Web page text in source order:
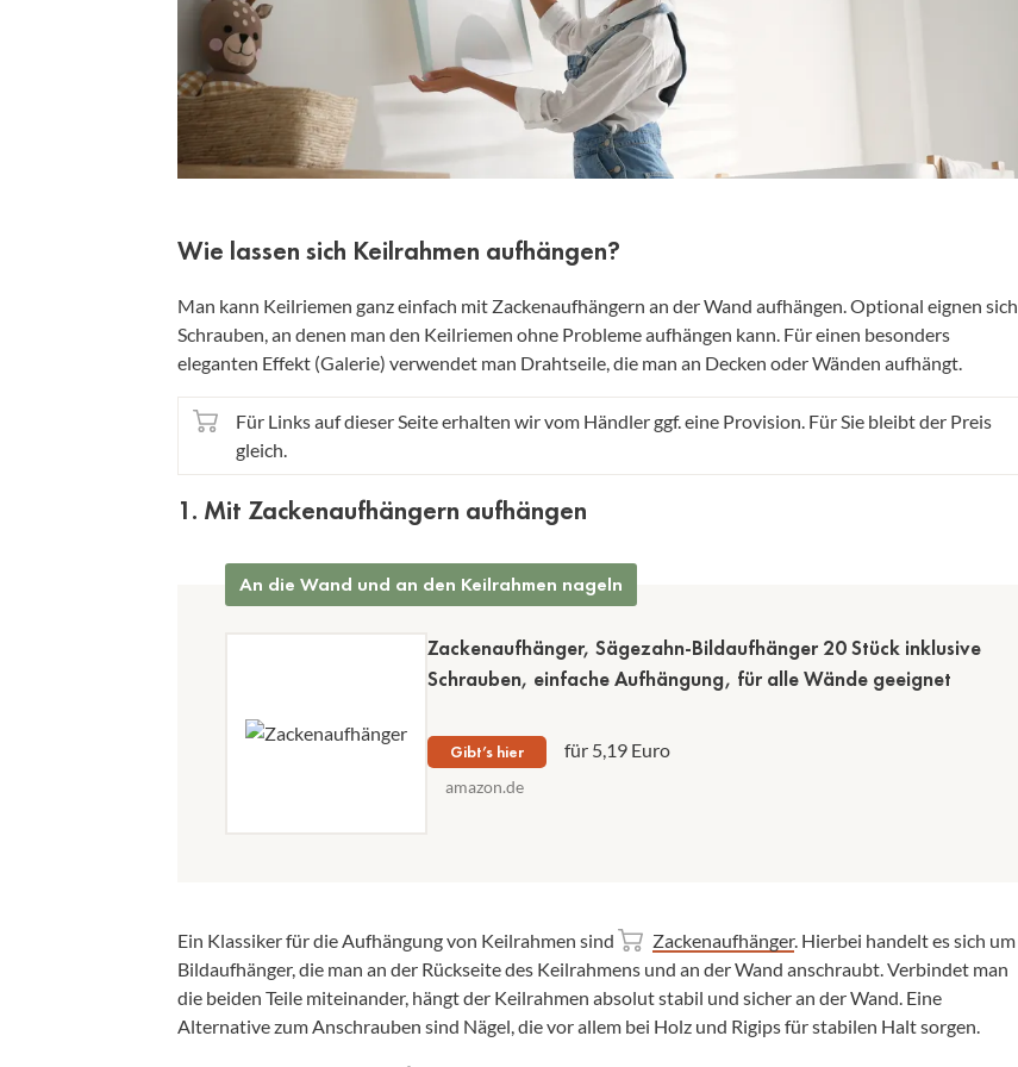
Wie lassen sich Keilrahmen aufhängen?
Man kann Keilriemen ganz einfach mit Zackenaufhängern an der Wand aufhängen. Optional eignen sich
Schrauben, an denen man den Keilriemen ohne Probleme aufhängen kann. Für einen besonders
eleganten Effekt (Galerie) verwendet man Drahtseile, die man an Decken oder Wänden aufhängt.
Für Links auf dieser Seite erhalten wir vom Händler ggf. eine Provision. Für Sie bleibt der Preis
gleich.
1. Mit Zackenaufhängern aufhängen
An die Wand und an den Keilrahmen nageln
Zackenaufhänger, Sägezahn-Bildaufhänger 20 Stück inklusive
Schrauben, einfache Aufhängung, für alle Wände geeignet
Gibt’s hier für 5,19 Euro
amazon.de
Ein Klassiker für die Aufhängung von Keilrahmen sind Zackenaufhänger. Hierbei handelt es sich um
Bildaufhänger, die man an der Rückseite des Keilrahmens und an der Wand anschraubt. Verbindet man
die beiden Teile miteinander, hängt der Keilrahmen absolut stabil und sicher an der Wand. Eine
Alternative zum Anschrauben sind Nägel, die vor allem bei Holz und Rigips für stabilen Halt sorgen.